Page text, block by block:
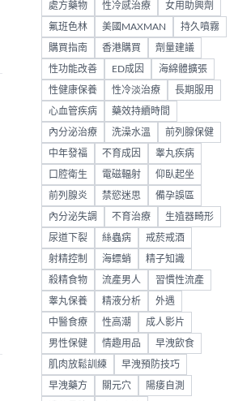
處方藥物 性冷感治療 女用助興劑
氟班色林 美國MAXMAN 持久噴霧
購買指南 香港購買 劑量建議
性功能改善 ED成因 海綿體擴張
性健康保養 性冷淡治療 長期服用
心血管疾病 藥效持續時間
內分泌治療 洗澡水溫 前列腺保健
中年發福 不育成因 睾丸疾病
口腔衛生 電磁輻射 仰臥起坐
前列腺炎 禁慾迷思 備孕誤區
內分泌失調 不育治療 生殖器畸形
尿道下裂 絲蟲病 戒菸戒酒
射精控制 海螵蛸 精子知識
殺精食物 流產男人 習慣性流產
睾丸保養 精液分析 外遇
中醫食療 性高潮 成人影片
男性保健 情趣用品 早洩飲食
肌肉放鬆訓練 早洩預防技巧
早洩藥方 關元穴 陽痿自測